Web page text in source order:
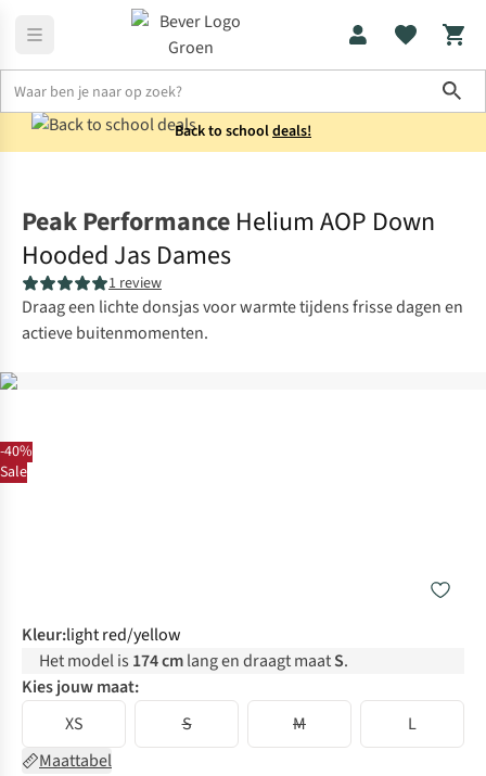
Back to schooldeals!
-40%
Sale
Peak Performance Helium AOP Down
Hooded Jas Dames
1 review
Draag een lichte donsjas voor warmte tijdens frisse dagen en
actieve buitenmomenten.
Kleur:light red/yellow
Het model is 174 cmlang en draagt maatS.
Kies jouw maat:
XS
S M
L
Maattabel